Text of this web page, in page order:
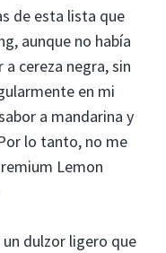
de esta lista que
aunque no había
cereza negra, sin
en mi
a mandarina y
lo tanto, no me
Lemon
dulzor ligero que